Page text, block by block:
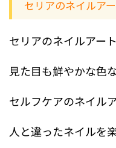
セリアのネイルア
セリアのネイルアー
見た目も鮮やかな色な
セルフケアのネイル
人と違ったネイルを